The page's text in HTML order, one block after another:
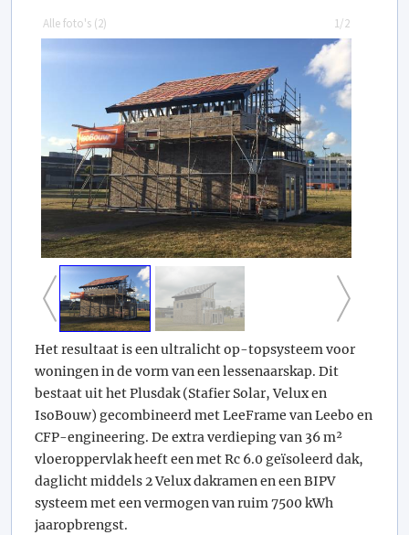
Alle foto's (2) 1/2
Het resultaat is een ultralicht op-topsysteem voor
woningen in de vorm van een lessenaarskap. Dit
bestaat uit het Plusdak (Stafier Solar, Velux en
IsoBouw) gecombineerd met LeeFrame van Leebo en
CFP-engineering. De extra verdieping van 36 m²
vloeroppervlak heeft een met Rc 6.0 geïsoleerd dak,
daglicht middels 2 Velux dakramen en een BIPV
systeem met een vermogen van ruim 7500 kWh
jaaropbrengst.